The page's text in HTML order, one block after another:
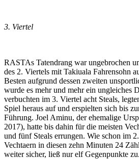
3. Viertel
RASTAs Tatendrang war ungebrochen
des 2. Viertels mit Takiuala Fahrensohn
Besten aufgrund dessen zweiten
wurde es mehr und mehr ein ungleiches
verbuchten im 3. Viertel acht Steals,
Spiel heraus auf und erspielten sich bis
Führung. Joel Aminu, der ehemalige
2017), hatte bis dahin für die meisten
und fünf Steals errungen. Wie schon im
Vechtaern in diesen zehn Minuten 24
weiter sicher, ließ nur elf Gegenpunkte zu.